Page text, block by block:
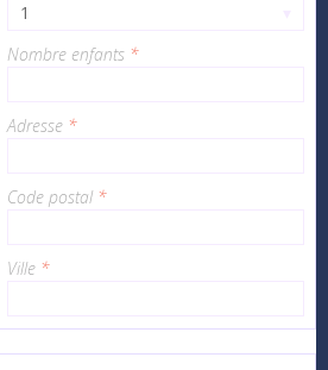
1
Nombre enfants *
Adresse *
Code postal *
Ville *